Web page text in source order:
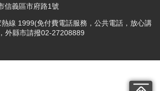
信義區市府路1號
線 1999(免付費電話服務，公共電話，放心講
外縣市請撥02-27208889